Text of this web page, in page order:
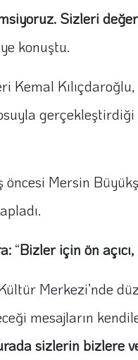
Sizleri
konuştu.
gerçekleştirdiği
öncesi Mersin
“Bizler için ön
Merkezi’nde
mesajların
sizlerin bizlere